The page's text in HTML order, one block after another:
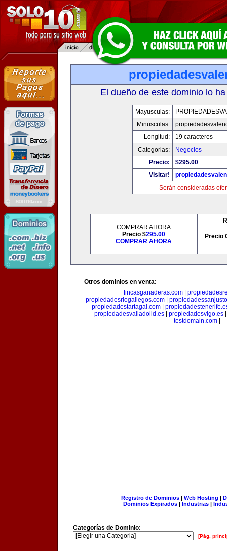
El dueño de este dominio lo
Mayusculas:
Minusculas:
Longitud:
19 caracteres
Categorias:
Negocios
Precio:
$295.00
Visitar!
Serán consideradas
COMPRAR AHORA
Precio $295.00
COMPRAR AHORA
Precio
Otros dominios en venta:
fincasganaderas.com|
propiedadesriogallegos.com|
propiedadestartagal.com|
propiedadesvalladolid.es
propiedadesvigo.es
testdomain.com
Registro de Dominios| Web Hosting |
Dominios Expirados | Industrias |
Categorías de Dominio:
[Pág.